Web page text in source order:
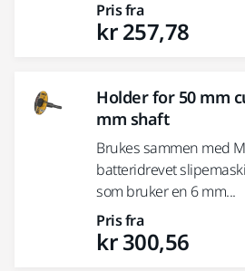
Pris fra
kr 257,78
Holder for 50 mm
mm shaft
Brukes sammen med
batteridrevet
som bruker en 6 mm...
Pris fra
kr 300,56